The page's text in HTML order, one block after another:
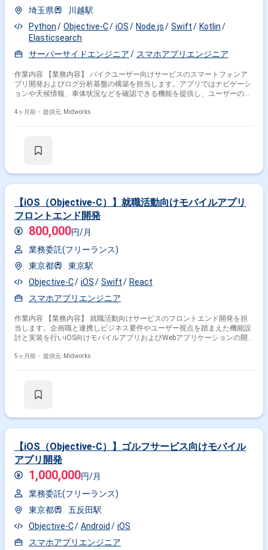
埼玉県
川越駅
Python
Objective-C iOS Node.js Swift
Kotlin
Elasticsearch
サーバーサイドエンジニア
スマホアプリエンジニア
作業内容 【業務内容】 バイクユーザー向けサービスのスマートフォンア
プリ開発およびログ分析基盤の構築を担当します。アプリではナビゲーシ
ョンや天候情報、車体状況などを確認できる機能を提供し、ユーザーの走
イスから取得されるログデータやエラー情報をクラウド環境へ送信し、分
グデータ送信機能の実装 ・ログ分析基盤の構築 ・エラー情報収集および
4ヶ月前・ 提供元: Midworks
【iOS（Objective-C）】就職活動向けモバイルアプリ
フロントエンド開発
800,000円/月
業務委託(フリーランス)
東京都
東京駅
Objective-C
iOS Swift
React
スマホアプリエンジニア
作業内容 【業務内容】 就職活動向けサービスのフロントエンド開発を担
当します。企画職と連携しビジネス要件やユーザー視点を踏まえた機能設
計と実装を行いiOS向けモバイルアプリおよびWebアプリケーションの開
様検討段階から関与しUIや操作性を意識した実装を行いながら継続的な改
5ヶ月前・ 提供元: Midworks
【iOS（Objective-C）】ゴルフサービス向けモバイル
アプリ開発
1,000,000円/月
業務委託(フリーランス)
東京都
五反田駅
Objective-C
Android
iOS
スマホアプリエンジニア